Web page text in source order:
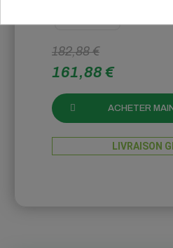
182,88 €
161,88 €
ACHETER
LIVRAISON